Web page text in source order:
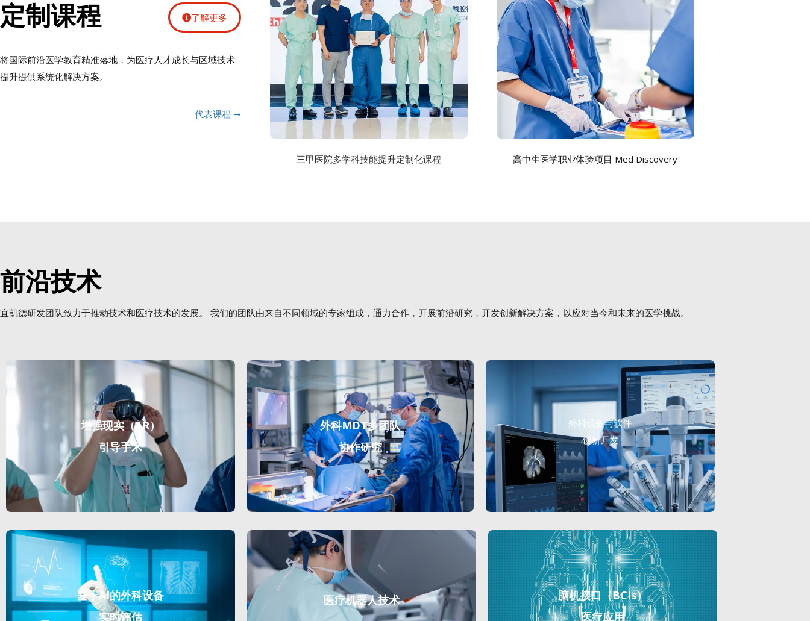
定制课程 了解更多
将国际前沿医学教育精准落地，为医疗人才成长与区域技术
提升提供系统化解决方案。
代表课程 ➞
三甲医院多学科技能提升定制化课程 高中生医学职业体验项目 Med Discovery
前沿技术
宜凯德研发团队致力于推动技术和医疗技术的发展。 我们的团队由来自不同领域的专家组成，通力合作，开展前沿研究，开发创新解决方案，以应对当今和未来的医学挑战。
增强现实（AR）
引导手术
外科MDT多团队
协作研究
外科设备与软件
创新开发
基于AI的外科设备
实时评估
医疗机器人技术
脑机接口（BCIs）
医疗应用